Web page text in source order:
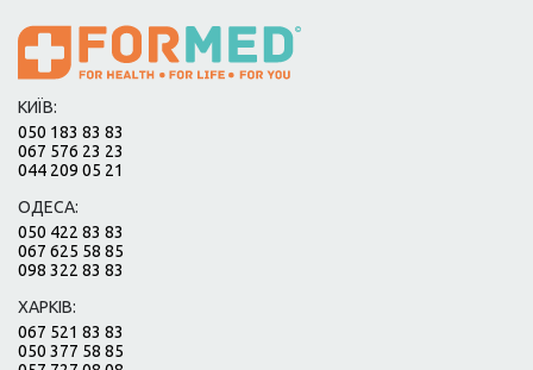
КИЇВ:
050 183 83 83
067 576 23 23
044 209 05 21
ОДЕСА:
050 422 83 83
067 625 58 85
098 322 83 83
ХАРКІВ:
067 521 83 83
050 377 58 85